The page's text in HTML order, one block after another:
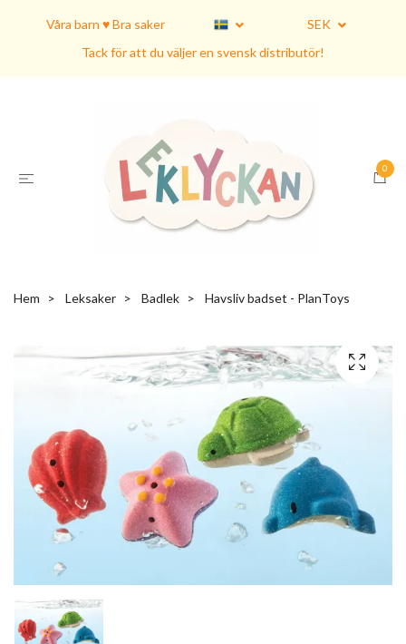
Våra barn ♥ Bra saker
SEK
Tack för att du väljer en svensk distributör!
0
Hem Leksaker Badlek Havsliv badset - PlanToys